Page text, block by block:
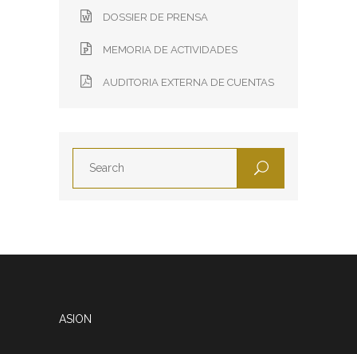
DOSSIER DE PRENSA
MEMORIA DE ACTIVIDADES
AUDITORIA EXTERNA DE CUENTAS
ASION